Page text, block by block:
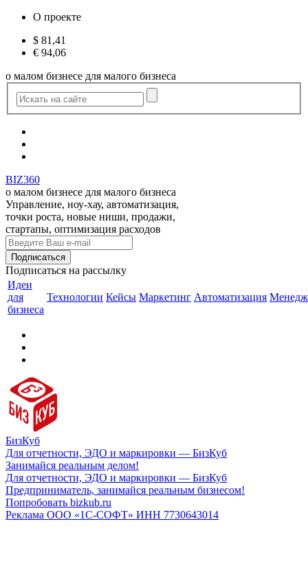
О проекте
$ 81,41
€ 94,06
о малом бизнесе для малого бизнеса
BIZ360
о малом бизнесе для малого бизнеса
Управление, ноу-хау, автоматизация,
точки роста, новые ниши, продажи,
стартапы, оптимизация расходов
Подписаться на рассылку
Идеи
для
бизнеса
Технологии Кейсы Маркетинг Автоматизация
БизКуб
Для отчетности, ЭДО и маркировки — БизКуб
Занимайся реальным делом!
Для отчетности, ЭДО и маркировки — БизКуб
Предприниматель, занимайся реальным бизнесом!
Попробовать bizkub.ru
Реклама ООО «1С-СОФТ» ИНН 7730643014